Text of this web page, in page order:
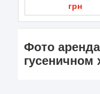
грн
Фото
гусеничном